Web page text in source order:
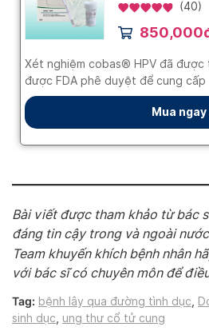
Bài viết được tham khảo từ bác
đáng tin cậy trong và ngoài
Team khuyến khích bệnh nhân
với bác sĩ có chuyên môn để
Tag: bệnh lây qua đường tình dục
sinh dục
ung thư cổ tử cung